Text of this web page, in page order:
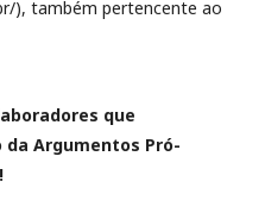
), também pertencente ao
que
Argumentos Pró-